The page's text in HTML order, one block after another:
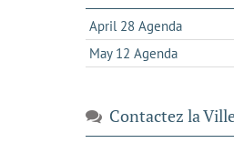
April 28 Agenda
May 12 Agenda
Contactez la